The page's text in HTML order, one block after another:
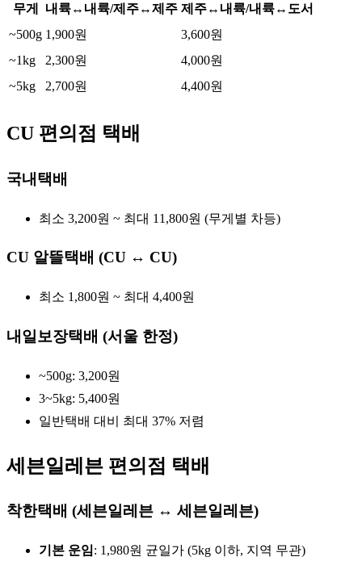
무게 내륙↔내륙/제주↔제주 제주↔내륙/내륙↔도서
~500g 1,900원
3,600원
~1kg
2,300원
4,000원
~5kg
2,700원 4,400원
CU 편의점 택배
국내택배
최소 3,200원 ~ 최대 11,800원 (무게별 차등)
CU 알뜰택배 (CU ↔ CU)
최소 1,800원 ~ 최대 4,400원
내일보장택배 (서울 한정)
~500g: 3,200원
3~5kg: 5,400원
일반택배 대비 최대 37% 저렴
세븐일레븐 편의점 택배
착한택배 (세븐일레븐 ↔ 세븐일레븐)
기본 운임: 1,980원 균일가 (5kg 이하, 지역 무관)